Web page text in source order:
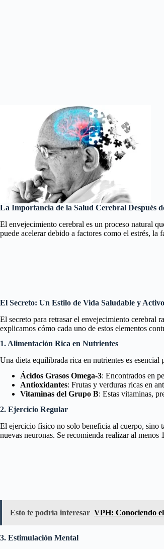
La Importancia de la Salud Cerebral Después
El envejecimiento cerebral es un proceso natural
puede acelerar debido a factores como el estrés,
El Secreto: Un Estilo de Vida Saludable y Activo
El secreto para retrasar el envejecimiento cerebral
explicamos cómo cada uno de estos elementos
1. Alimentación Rica en Nutrientes
Una dieta equilibrada rica en nutrientes es
Ácidos Grasos Omega-3: Encontrados en
Antioxidantes: Frutas y verduras ricas en
Vitaminas del Grupo B: Estas vitaminas,
2. Ejercicio Regular
El ejercicio físico no solo beneficia al cuerpo, sino
nuevas neuronas. Se recomienda realizar al
Esto te podría interesar VPH: Conociendo
3. Estimulación Mental